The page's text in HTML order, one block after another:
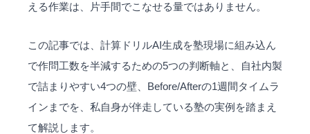
える作業は、片手間でこなせる量ではありません。
この記事では、計算ドリルAI生成を塾現場に組み込ん
で作問工数を半減するための5つの判断軸と、自社内製
で詰まりやすい4つの壁、Before/Afterの1週間タイムラ
インまでを、私自身が伴走している塾の実例を踏まえ
て解説します。